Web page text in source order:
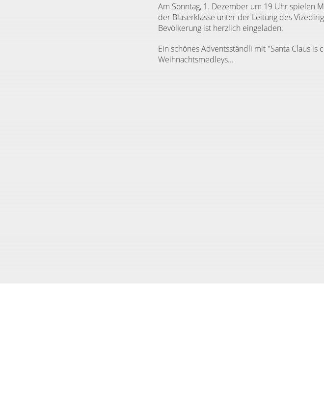
Am Sonntag, 1. Dezember um 19 Uhr spielen
der Bläserklasse unter der Leitung des
Bevölkerung ist herzlich eingeladen.
Ein schönes Adventsständli mit "Santa Claus
Weihnachtsmedleys...